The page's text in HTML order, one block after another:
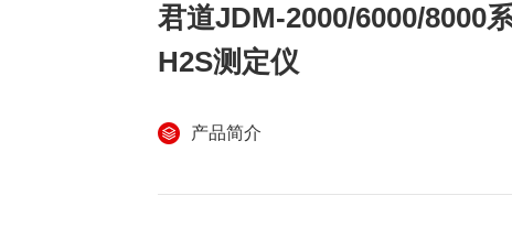
君道JDM-2000/6000/8000
H2S测定仪
产品简介